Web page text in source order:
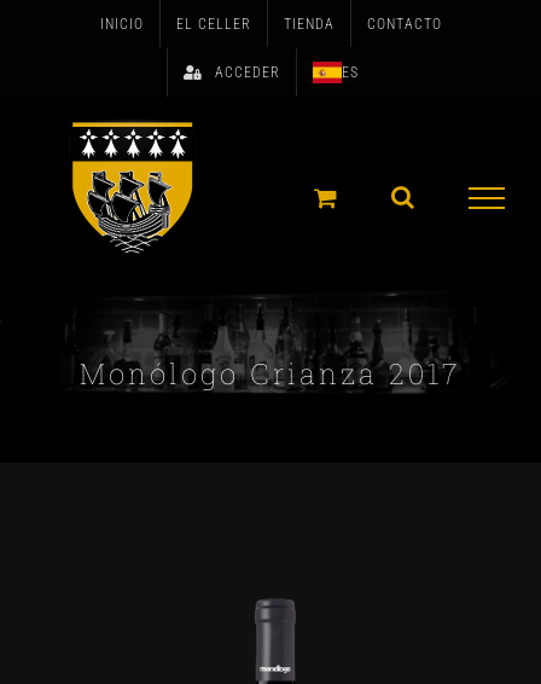
INICIO EL CELLER TIENDA CONTACTO
ACCEDER ES
Monólogo Crianza 2017